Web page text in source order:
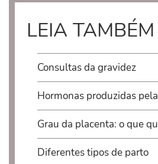
LEIA TAMBÉM
Consultas da gravidez
Hormonas produzidas
Grau da placenta: o que
Diferentes tipos de parto